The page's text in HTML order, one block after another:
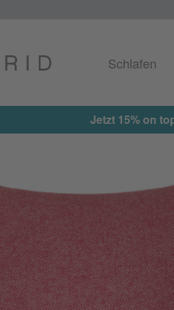
Schlafen
★ Aktionscode: EXTRA15